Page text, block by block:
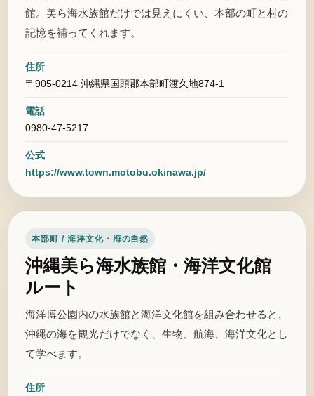
館。美ら海水族館だけでは見えにくい、本部の町と村の
記憶を補ってくれます。
住所
〒905-0214 沖縄県国頭郡本部町渡久地874-1
電話
0980-47-5217
公式
https://www.town.motobu.okinawa.jp/
本部町 / 海洋文化・海の自然
沖縄美ら海水族館・海洋文化館
ルート
海洋博公園内の水族館と海洋文化館を組み合わせると、
沖縄の海を観光だけでなく、生物、航海、海洋文化とし
て学べます。
住所